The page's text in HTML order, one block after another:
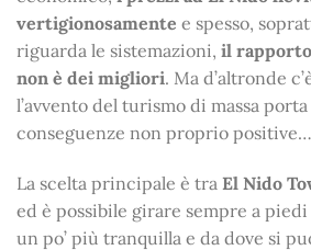
vertigionosamente e spesso,
riguarda le sistemazioni, il
non è dei migliori. Ma d’altronde
l’avvento del turismo di massa porta
conseguenze non proprio
La scelta principale è tra El Nido
ed è possibile girare sempre a piedi
un po’ più tranquilla e da dove si